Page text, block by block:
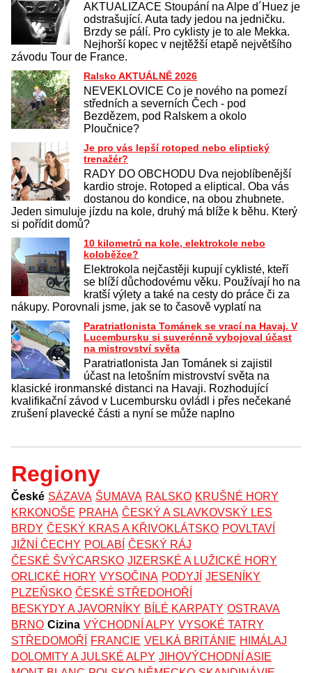
AKTUALIZACE Stoupání na Alpe d´Huez je
odstrašující. Auta tady jedou na jedničku.
Brzdy se pálí. Pro cyklisty je to ale Mekka.
Nejhorší kopec v nejtěžší etapě největšího
závodu Tour de France.
Ralsko AKTUÁLNĚ 2026
NEVEKLOVICE Co je nového na pomezí
středních a severních Čech - pod
Bezdězem, pod Ralskem a okolo
Ploučnice?
Je pro vás lepší rotoped nebo eliptický
trenažér?
RADY DO OBCHODU Dva nejoblíbenější
kardio stroje. Rotoped a eliptical. Oba vás
dostanou do kondice, na obou zhubnete.
Jeden simuluje jízdu na kole, druhý má blíže k běhu. Který
si pořídit domů?
10 kilometrů na kole, elektrokole nebo
koloběžce?
Elektrokola nejčastěji kupují cyklisté, kteří
se blíží důchodovému věku. Používají ho na
kratší výlety a také na cesty do práce či za
nákupy. Porovnali jsme, jak se to časově vyplatí na
Paratriatlonista Tománek se vrací na Havaj. V
Lucembursku si suverénně vybojoval účast
na mistrovství světa
Paratriatlonista Jan Tománek si zajistil
účast na letošním mistrovství světa na
klasické ironmanské distanci na Havaji. Rozhodující
kvalifikační závod v Lucembursku ovládl i přes nečekané
zrušení plavecké části a nyní se může naplno
Regiony
České SÁZAVA ŠUMAVA RALSKO KRUŠNÉ HORY
KRKONOŠE PRAHA ČESKÝ A SLAVKOVSKÝ LES
BRDY ČESKÝ KRAS A KŘIVOKLÁTSKO POVLTAVÍ
JIŽNÍ ČECHY POLABÍ ČESKÝ RÁJ
ČESKÉ ŠVÝCARSKO JIZERSKÉ A LUŽICKÉ HORY
ORLICKÉ HORY VYSOČINA PODYJÍ JESENÍKY
PLZEŇSKO ČESKÉ STŘEDOHOŘÍ
BESKYDY A JAVORNÍKY BÍLÉ KARPATY OSTRAVA
BRNO Cizina VÝCHODNÍ ALPY VYSOKÉ TATRY
STŘEDOMOŘÍ
FRANCIE VELKÁ BRITÁNIE HIMÁLAJ
DOLOMITY A JULSKÉ ALPY JIHOVÝCHODNÍ ASIE